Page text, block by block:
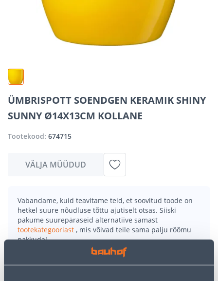
ÜMBRISPOTT SOENDGEN KERAMIK SHINY
SUNNY Ø14X13CM KOLLANE
Tootekood: 674715
VÄLJA MÜÜDUD
Vabandame, kuid teavitame teid, et soovitud toode on
hetkel suure nõudluse tõttu ajutiselt otsas. Siiski
pakume suurepäraseid alternatiive samast
tootekategooriast , mis võivad teile sama palju rõõmu
pakkuda!
Teie ostlemisrõõm ei pea aga siin lõppema - oma
uurimistööd saate jätkata, naastes
kasutades meie võimsat otsingufunktsiooni, et leida